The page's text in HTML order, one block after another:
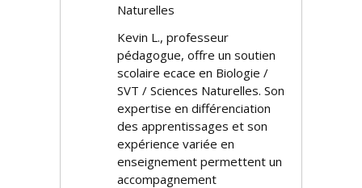
Naturelles
Kevin L., professeur
pédagogue, offre un soutien
scolaire efficace en Biologie /
SVT / Sciences Naturelles. Son
expertise en différenciation
des apprentissages et son
expérience variée en
enseignement permettent un
accompagnement